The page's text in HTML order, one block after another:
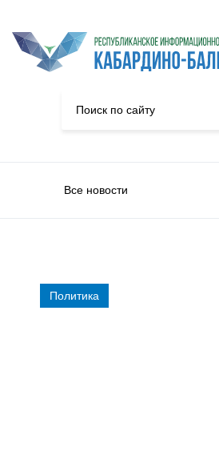
Все новости
Политика